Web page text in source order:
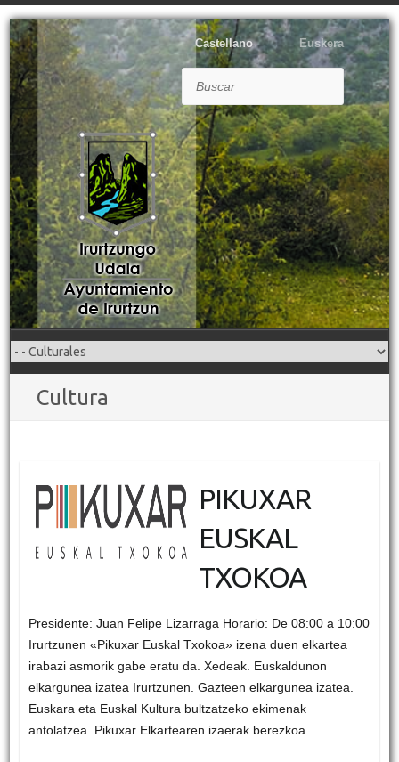
Castellano Euskera
Cultura
PIKUXAR
EUSKAL
TXOKOA
Presidente: Juan Felipe Lizarraga Horario: De 08:00 a 10:00
Irurtzunen «Pikuxar Euskal Txokoa» izena duen elkartea
irabazi asmorik gabe eratu da. Xedeak. Euskaldunon
elkargunea izatea Irurtzunen. Gazteen elkargunea izatea.
Euskara eta Euskal Kultura bultzatzeko ekimenak
antolatzea. Pikuxar Elkartearen izaerak berezkoa…